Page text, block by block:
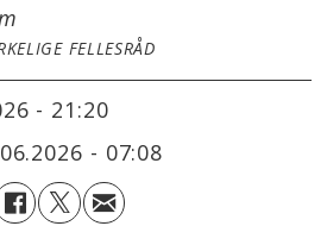
FELLESRÅD
- 21:20
- 07:08